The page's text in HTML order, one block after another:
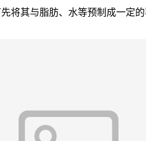
其与脂肪、水等预制成一定